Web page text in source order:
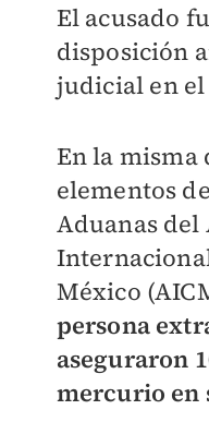
El acusado
disposición
judicial en el
En la misma
elementos
Aduanas
México
persona
aseguraron
mercurio en